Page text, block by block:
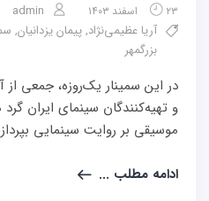
۲۳ اسفند ۱۴۰۳
admin
آریا عظیمی‌نژاد,پیمان یزدانیان,
بزرگمهر
در این سمینار یک‌روزه، جمعی از
و تهیه‌کنندگان سینمای ایران
موسیقی بر روایت سینمایی
ادامه مطلب ...